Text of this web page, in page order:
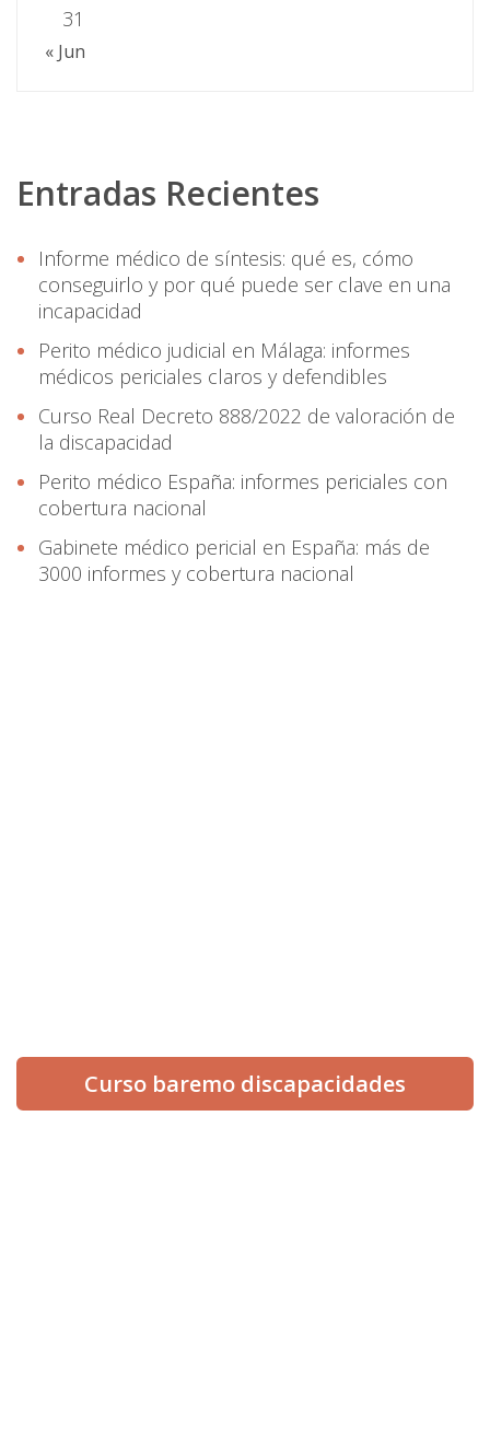
31
« Jun
Entradas Recientes
Informe médico de síntesis: qué es, cómo
conseguirlo y por qué puede ser clave en una
incapacidad
Perito médico judicial en Málaga: informes
médicos periciales claros y defendibles
Curso Real Decreto 888/2022 de valoración de
la discapacidad
Perito médico España: informes periciales con
cobertura nacional
Gabinete médico pericial en España: más de
3000 informes y cobertura nacional
Curso baremo discapacidades